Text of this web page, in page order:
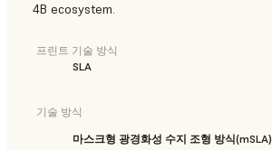
4B ecosystem.
프린트 기술 방식
SLA
기술 방식
마스크형 광경화성 수지 조형 방식(mSLA)